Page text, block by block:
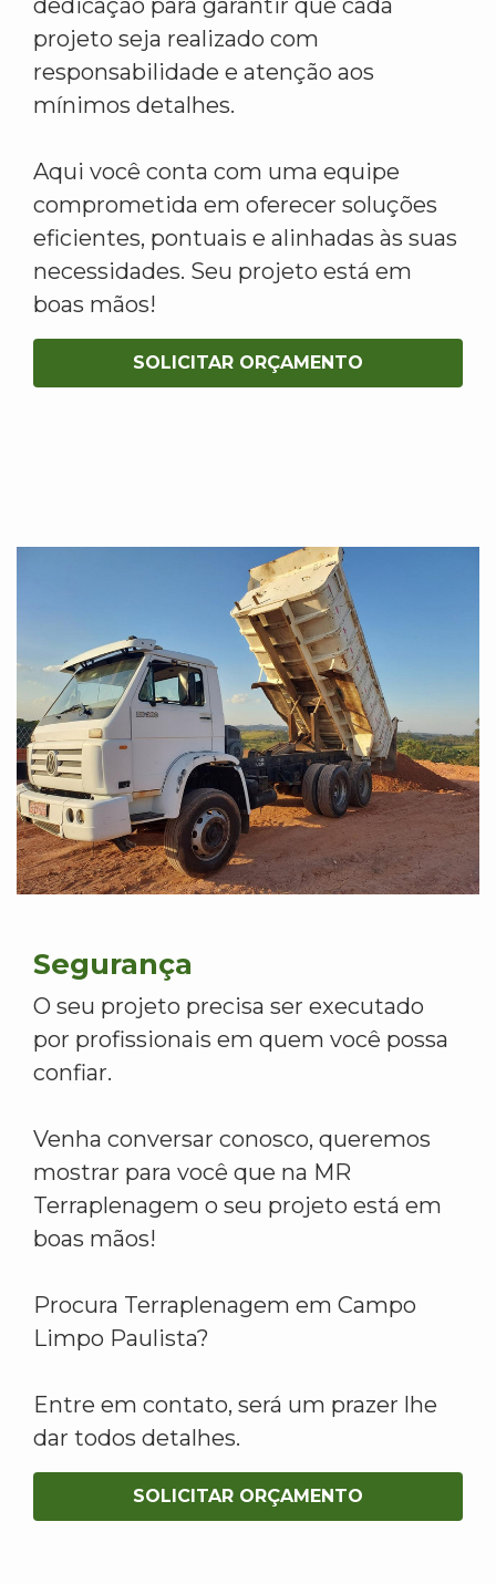
dedicação para garantir que cada
projeto seja realizado com
responsabilidade e atenção aos
mínimos detalhes.
Aqui você conta com uma equipe
comprometida em oferecer soluções
eficientes, pontuais e alinhadas às suas
necessidades. Seu projeto está em
boas mãos!
SOLICITAR ORÇAMENTO
Segurança
O seu projeto precisa ser executado
por profissionais em quem você possa
confiar.
Venha conversar conosco, queremos
mostrar para você que na MR
Terraplenagem o seu projeto está em
boas mãos!
Procura Terraplenagem em Campo
Limpo Paulista?
Entre em contato, será um prazer lhe
dar todos detalhes.
SOLICITAR ORÇAMENTO